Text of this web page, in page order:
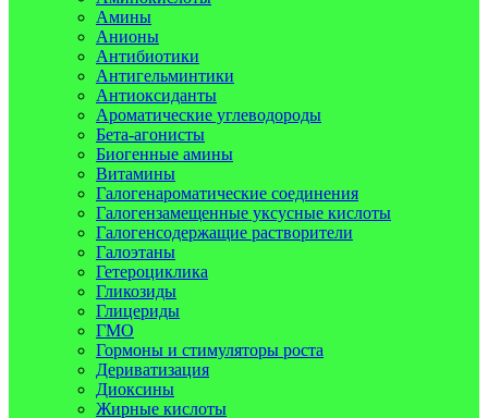
Амины
Анионы
Антибиотики
Антигельминтики
Антиоксиданты
Ароматические углеводороды
Бета-агонисты
Биогенные амины
Витамины
Галогенароматические соединения
Галогензамещенные уксусные кислоты
Галогенсодержащие растворители
Галоэтаны
Гетероциклика
Гликозиды
Глицериды
ГМО
Гормоны и стимуляторы роста
Дериватизация
Диоксины
Жирные кислоты